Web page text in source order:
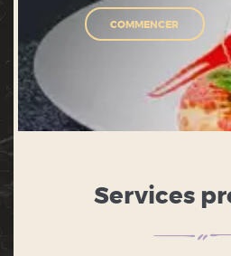
COMMENCER
Services